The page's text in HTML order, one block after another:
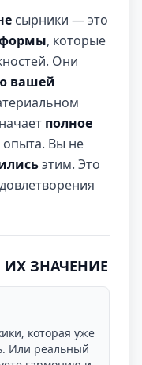
сырники — это
, которые
Они
вашей
полное
опыта. Вы не
этим. Это
ЗНАЧЕНИЕ
которая уже
Или реальный